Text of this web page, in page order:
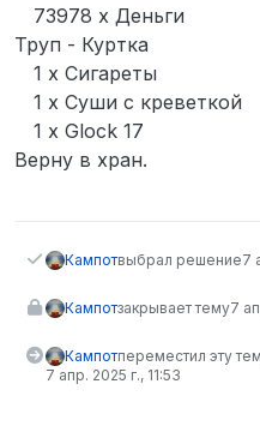
73978 x Деньги
Труп - Куртка
1 x Сигареты
1 x Суши с креветкой
1 x Glock 17
Верну в хран.
Кампотвыбрал решение7
Кампотзакрывает тему7
Кампотпереместил эту
7 апр. 2025 г., 11:53